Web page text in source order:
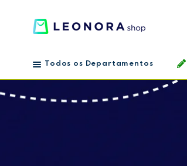
Todos os Departamentos